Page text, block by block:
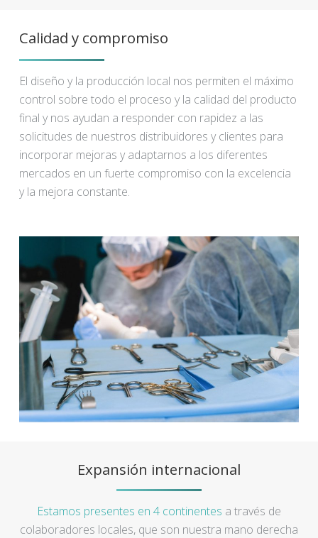
Calidad y compromiso
El diseño y la producción local nos permiten el máximo
control sobre todo el proceso y la calidad del producto
final y nos ayudan a responder con rapidez a las
solicitudes de nuestros distribuidores y clientes para
incorporar mejoras y adaptarnos a los diferentes
mercados en un fuerte compromiso con la excelencia
y la mejora constante.
Expansión internacional
Estamos presentes en 4 continentes a través de
colaboradores locales, que son nuestra mano derecha